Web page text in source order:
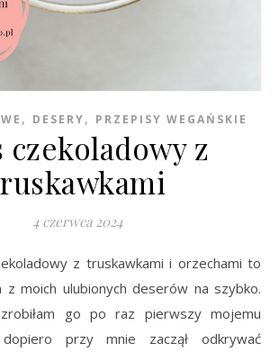
, DESERY, PRZEPISY WEGAŃSKIE
czekoladowy z
4 czerwca 2024
z truskawkami i orzechami to
z moich ulubionych deserów na szybko.
go po raz pierwszy mojemu
przy mnie zaczął odkrywać